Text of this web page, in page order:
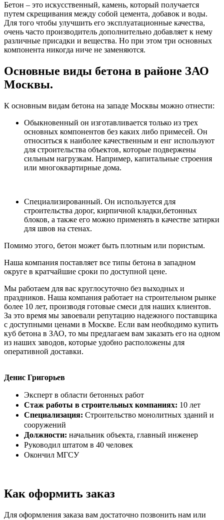
Бетон – это искусственный, камень, который получается
путем скрещивания между собой цемента, добавок и воды.
Для того чтобы улучшить его эксплуатационные качества,
очень часто производитель дополнительно добавляет к нему
различные присадки и вещества. Но при этом три основных
компонента никогда ниче не заменяются.
Основные виды бетона в районе ЗАО
Москвы.
К основным видам бетона на западе Москвы можно отнести:
Обыкновенный он изготавливается только из трех
основных компонентов без каких либо примесей. Он
относиться к наиболее качественным и енг используют
для строительства объектов, которые подвержены
сильным нагрузкам. Например, капитальные строения
или многоквартирные дома.
Специализированный. Он используется для
строительства дорог, кирпичной кладки,бетонных
блоков, а также его можно применять в качестве затирки
для швов на стенах.
Помимо этого, бетон может быть плотным или пористым.
Наша компания поставляет все типы бетона в западном
округе в кратчайшие сроки по доступной цене.
Мы работаем для вас круглосуточно без выходных и
праздников. Наша компания работает на строительном рынке
более 10 лет, производя готовые смеси для наших клиентов.
За это время мы завоевали репутацию надежного поставщика
с доступными ценами в Москве. Если вам необходимо купить
куб бетона в ЗАО, то мы предлагаем вам заказать его на одном
из наших заводов, которые удобно расположены для
оперативной доставки.
Денис Григорьев
Эксперт в области бетонных работ
Стаж работы в строительных компаниях: 10 лет
Специализация: Строительство монолитных зданий и
сооружений
Должности: начальник объекта, главный инженер
Руководил штатом в 40 человек
Окончил МГСУ
Как оформить заказ
Для оформления заказа вам достаточно позвонить нам или